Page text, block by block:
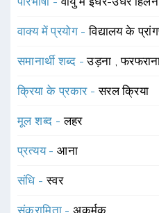
वाक्य में प्रयोग -विद्यालय के
समानार्थी शब्द -उड़ना ,
क्रिया के प्रकार -सरल क्रिया
मूल शब्द -लहर
प्रत्यय -आना
संधि -स्वर
संक्रामिता -अकर्मक